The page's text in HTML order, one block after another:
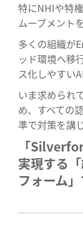
特にNHIや特
ムーブメント
多くの組織が
ッド環境へ移
ス化しやすい
いま求められ
め、すべての
準で対策を講
「
実現する
フォーム」